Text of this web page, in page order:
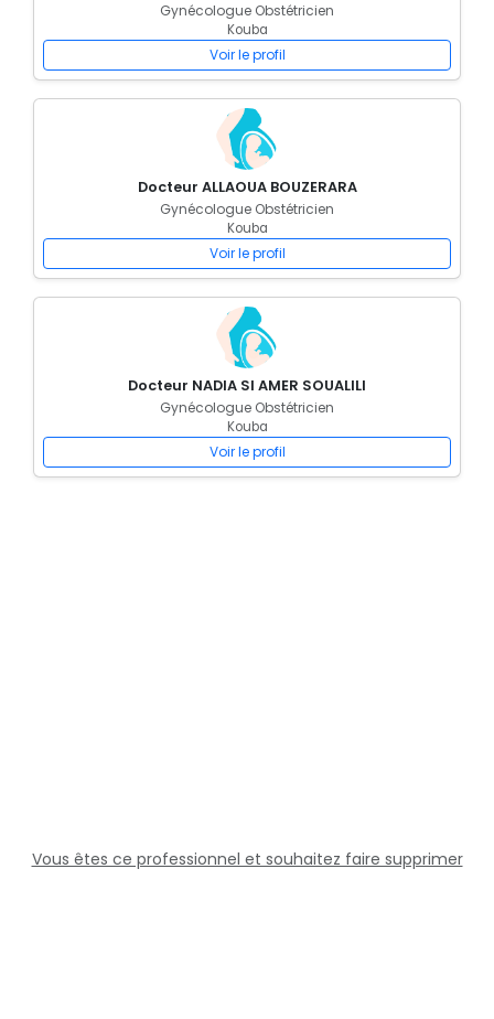
Gynécologue Obstétricien
Kouba
Voir le profil
Docteur ALLAOUA BOUZERARA
Gynécologue Obstétricien
Kouba
Voir le profil
Docteur NADIA SI AMER SOUALILI
Gynécologue Obstétricien
Kouba
Voir le profil
Vous êtes ce professionnel et souhaitez faire supprimer